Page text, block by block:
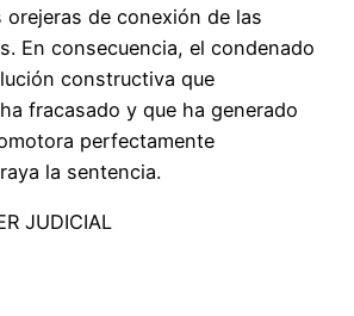
orejeras de conexión de las
En consecuencia, el condenado
constructiva que
fracasado y que ha generado
perfectamente
la sentencia.
JUDICIAL